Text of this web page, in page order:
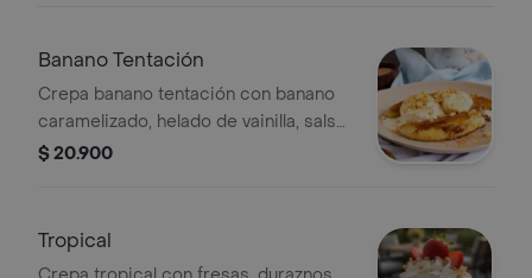
Banano Tentación
Crepa banano tentación con banano
caramelizado, helado de vainilla, salsa
de chocolate, nueces y chantilly.
$ 20.900
Tropical